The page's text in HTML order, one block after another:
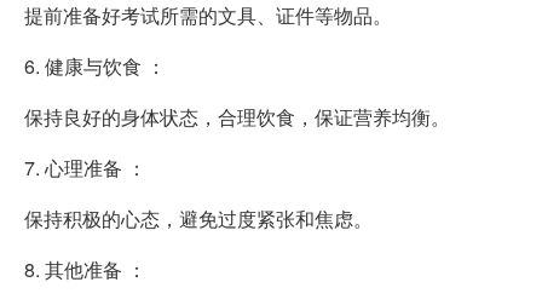
提前准备好考试所需的文具、证件等物品。
6. 健康与饮食 ：
保持良好的身体状态，合理饮食，保证营养均衡。
7. 心理准备 ：
保持积极的心态，避免过度紧张和焦虑。
8. 其他准备 ：